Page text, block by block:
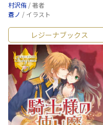
村沢侑 / 著者
蒼ノ / イラスト
レジーナブックス